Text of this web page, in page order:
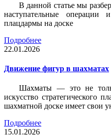
В данной статье мы
наступательные операции
плацдармы на доске
Подробнее
22.01.2026
Движение фигур в шахматах
Шахматы — это не
искусство стратегического
шахматной доске имеет свои
Подробнее
15.01.2026